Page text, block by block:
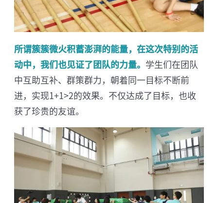
所谓簇簇微火积蓄澎湃的能量，在这次特别的活
动中，我们也见证了团队的力量。 学生们在团队
中互助互补、群策群力，朝着同一目标不断前
进，实现1+1>2的效果。不仅达成了目标，也收
获了珍贵的友谊。